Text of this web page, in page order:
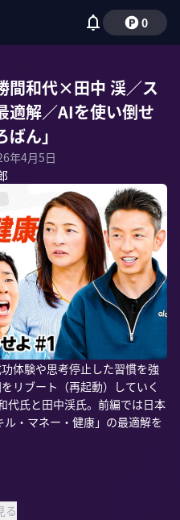
0
間和代×田中 渓／ス
適解／AIを使い倒せ
ん」
年4月5日
体験や思考停止した習慣を強
リブート（再起動）していく
代氏と田中渓氏。前編では日本
・マネー・健康」の最適解を
る